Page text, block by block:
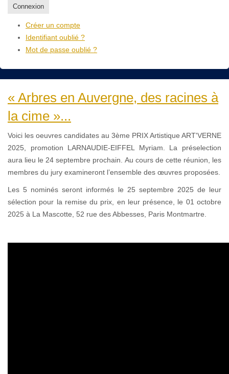
Connexion
Créer un compte
Identifiant oublié ?
Mot de passe oublié ?
« Arbres en Auvergne, des racines à
la cime »...
Voici les oeuvres candidates au 3ème PRIX Artistique ART'VERNE
2025, promotion LARNAUDIE-EIFFEL Myriam. La préselection
aura lieu le 24 septembre prochain. Au cours de cette réunion, les
membres du jury examineront l’ensemble des œuvres proposées.
Les 5 nominés seront informés le 25 septembre 2025 de leur
sélection pour la remise du prix, en leur présence, le 01 octobre
2025 à La Mascotte, 52 rue des Abbesses, Paris Montmartre.